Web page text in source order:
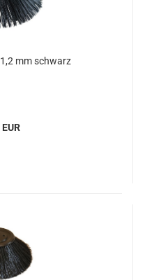
mm schwarz